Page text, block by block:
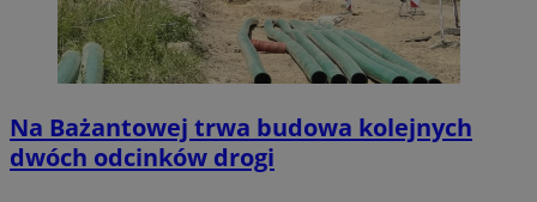
Na Bażantowej trwa budowa kolejnych
dwóch odcinków drogi